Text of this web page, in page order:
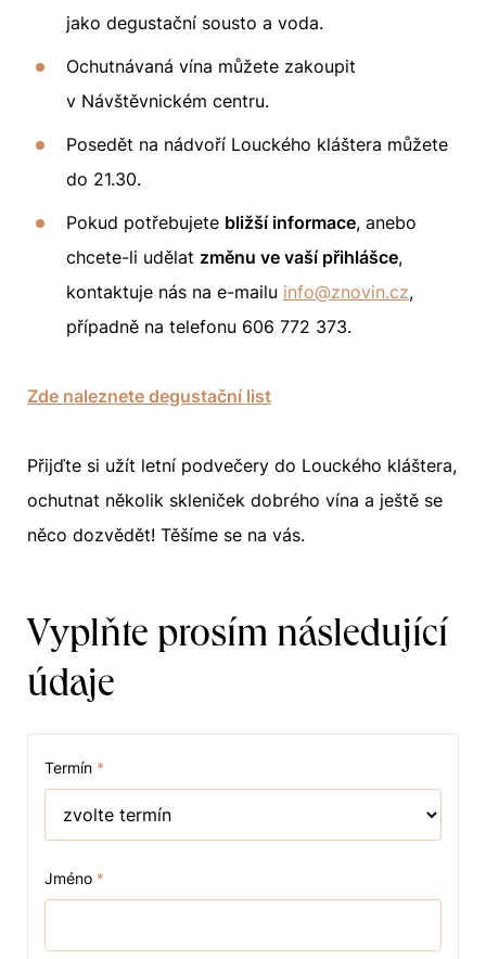
jako degustační sousto a voda.
Ochutnávaná vína můžete zakoupit
v Návštěvnickém centru.
Posedět na nádvoří Louckého kláštera můžete
do 21.30.
Pokud potřebujete bližší informace, anebo
chcete-li udělat změnu ve vaší přihlášce,
kontaktuje nás na e-mailu info@znovin.cz,
případně na telefonu 606 772 373.
Zde naleznete degustační list
Přijďte si užít letní podvečery do Louckého kláštera,
ochutnat několik skleniček dobrého vína a ještě se
něco dozvědět! Těšíme se na vás.
Vyplňte prosím následující
údaje
Termín *
Jméno *